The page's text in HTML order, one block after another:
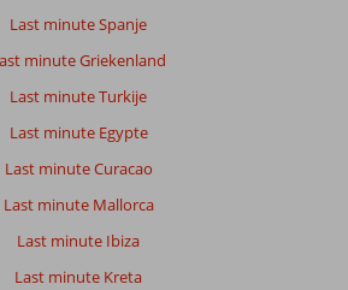
Last minute Spanje
minute Griekenland
Last minute Turkije
Last minute Egypte
Last minute Curacao
Last minute Mallorca
Last minute Ibiza
Last minute Kreta